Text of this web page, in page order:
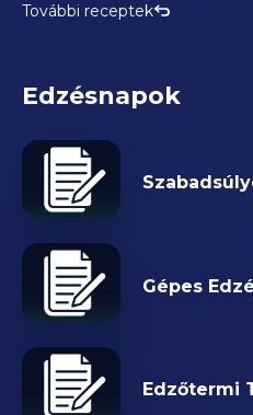
További receptek
Edzésnapok
Gépes
Edzőtermi